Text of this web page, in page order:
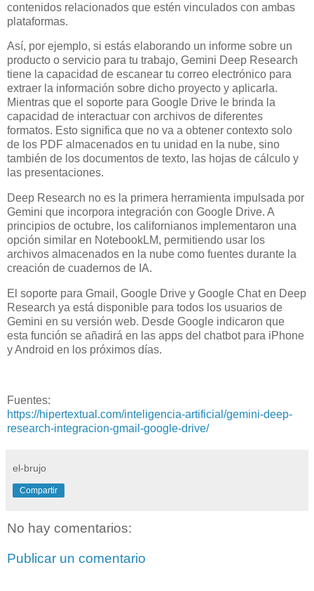
contenidos relacionados que estén vinculados con ambas
plataformas.
Así, por ejemplo, si estás elaborando un informe sobre un
producto o servicio para tu trabajo, Gemini Deep Research
tiene la capacidad de escanear tu correo electrónico para
extraer la información sobre dicho proyecto y aplicarla.
Mientras que el soporte para Google Drive le brinda la
capacidad de interactuar con archivos de diferentes
formatos. Esto significa que no va a obtener contexto solo
de los PDF almacenados en tu unidad en la nube, sino
también de los documentos de texto, las hojas de cálculo y
las presentaciones.
Deep Research no es la primera herramienta impulsada por
Gemini que incorpora integración con Google Drive. A
principios de octubre, los californianos implementaron una
opción similar en NotebookLM, permitiendo usar los
archivos almacenados en la nube como fuentes durante la
creación de cuadernos de IA.
El soporte para Gmail, Google Drive y Google Chat en Deep
Research ya está disponible para todos los usuarios de
Gemini en su versión web. Desde Google indicaron que
esta función se añadirá en las apps del chatbot para iPhone
y Android en los próximos días.
Fuentes:
https://hipertextual.com/inteligencia-artificial/gemini-deep-
research-integracion-gmail-google-drive/
el-brujo
Compartir
No hay comentarios:
Publicar un comentario